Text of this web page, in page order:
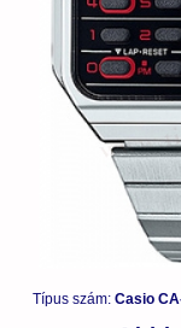
Típus szám: Casio